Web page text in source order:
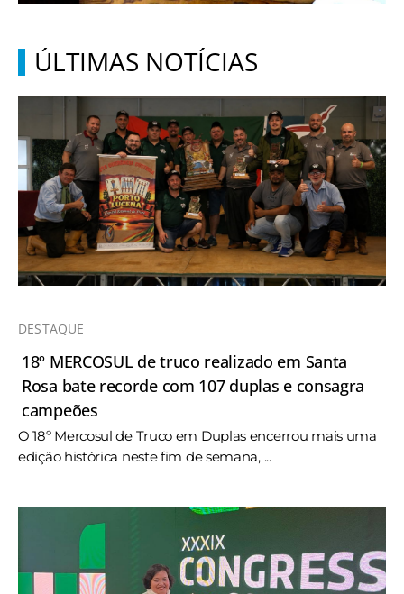
ÚLTIMAS NOTÍCIAS
DESTAQUE
18º MERCOSUL de truco realizado em Santa
Rosa bate recorde com 107 duplas e consagra
campeões
O 18º Mercosul de Truco em Duplas encerrou mais uma
edição histórica neste fim de semana, ...